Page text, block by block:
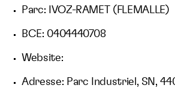
Parc: IVOZ-RAMET (FLEMALLE)
BCE: 0404440708
Website:
Adresse: Parc Industriel, SN,